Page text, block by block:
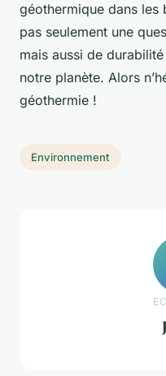
géothermique dans les
pas seulement une
mais aussi de
notre planète. Alors
géothermie !
Environnement